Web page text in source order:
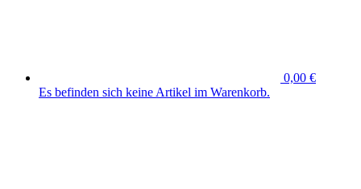
0,00 €
Es befinden sich keine Artikel im Warenkorb.